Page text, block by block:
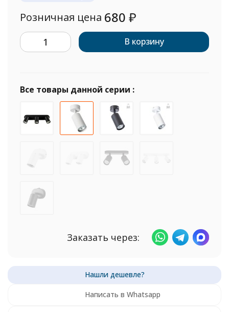
Розничная цена 680 ₽
В корзину
Все товары данной серии :
Заказать через:
Написать в Whatsapp